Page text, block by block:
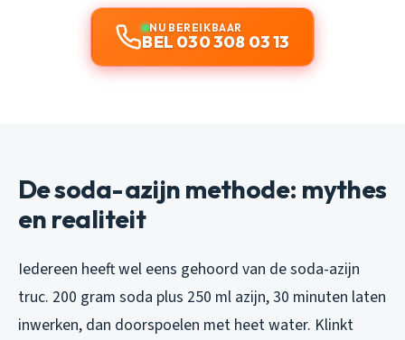
NU BEREIKBAAR
BEL 030 308 03 13
De soda-azijn methode: mythes
en realiteit
Iedereen heeft wel eens gehoord van de soda-azijn
truc. 200 gram soda plus 250 ml azijn, 30 minuten laten
inwerken, dan doorspoelen met heet water. Klinkt